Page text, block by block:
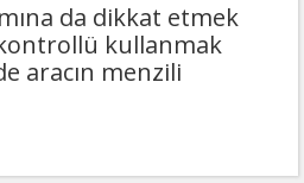
da dikkat etmek
kullanmak
aracın menzili